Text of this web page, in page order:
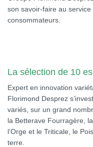
son savoir-faire au
consommateurs.
La sélection de 10
Expert en innovation
Florimond Desprez
variés, sur un grand
la Betterave Fourragère,
l’Orge et le Triticale, le
terre.